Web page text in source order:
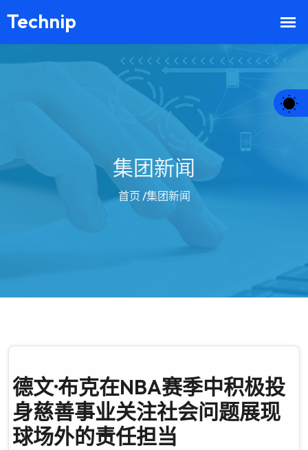
集团新闻
首页 /集团新闻
德文·布克在NBA赛季中积极投
身慈善事业关注社会问题展现
球场外的责任担当